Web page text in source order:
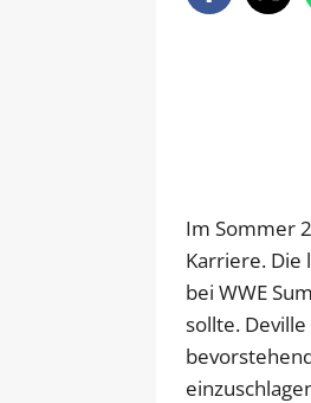
Im Sommer
Karriere. Die
bei WWE
sollte.